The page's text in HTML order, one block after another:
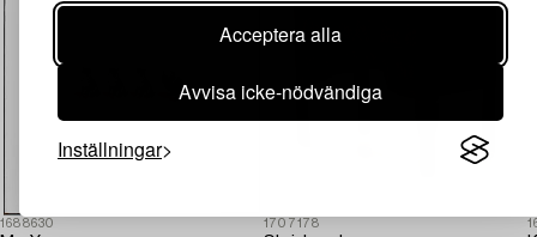
Acceptera alla
Avvisa icke-nödvändiga
Inställningar
1688630 1707178